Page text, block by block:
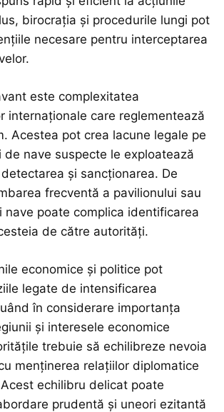
birocrația și procedurile lungi pot
necesare pentru interceptarea
este complexitatea
internaționale care reglementează
Acestea pot crea lacune legale pe
de nave suspecte le exploatează
și sancționarea. De
frecventă a pavilionului sau
nave poate complica identificarea
de către autorități.
economice și politice pot
legate de intensificarea
în considerare importanța
și interesele economice
trebuie să echilibreze nevoia
menținerea relațiilor diplomatice
echilibru delicat poate
prudentă și uneori ezitantă